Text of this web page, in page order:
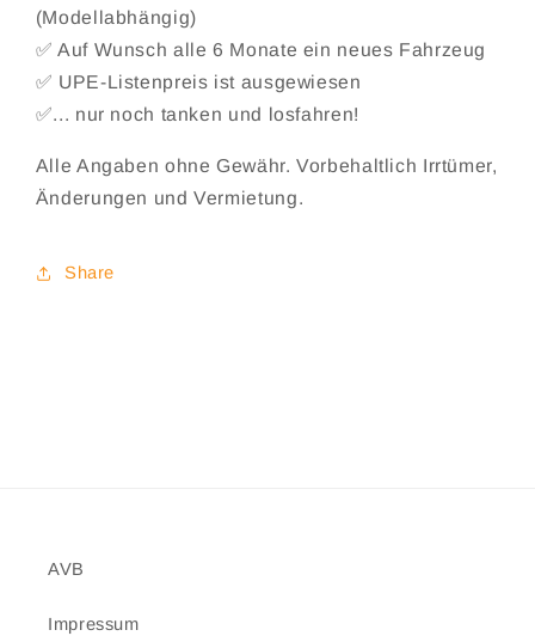
(Modellabhängig)
✅ Auf Wunsch alle 6 Monate ein neues Fahrzeug
✅ UPE-Listenpreis ist ausgewiesen
✅... nur noch tanken und losfahren!
Alle Angaben ohne Gewähr. Vorbehaltlich Irrtümer,
Änderungen und Vermietung.
Share
AVB
Impressum